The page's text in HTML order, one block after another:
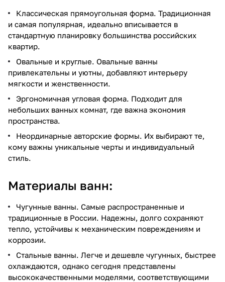
Классическая прямоугольная форма. Традиционная
и самая популярная, идеально вписывается в
стандартную планировку большинства российских
квартир.
Овальные и круглые. Овальные ванны
привлекательны и уютны, добавляют интерьеру
мягкости и женственности.
Эргономичная угловая форма. Подходит для
небольших ванных комнат, где важна экономия
пространства.
Неординарные авторские формы. Их выбирают те,
кому важны уникальные черты и индивидуальный
стиль.
Материалы ванн:
Чугунные ванны. Самые распространенные и
традиционные в России. Надежны, долго сохраняют
тепло, устойчивы к механическим повреждениям и
коррозии.
Стальные ванны. Легче и дешевле чугунных, быстрее
охлаждаются, однако сегодня представлены
высококачественными моделями, соответствующими